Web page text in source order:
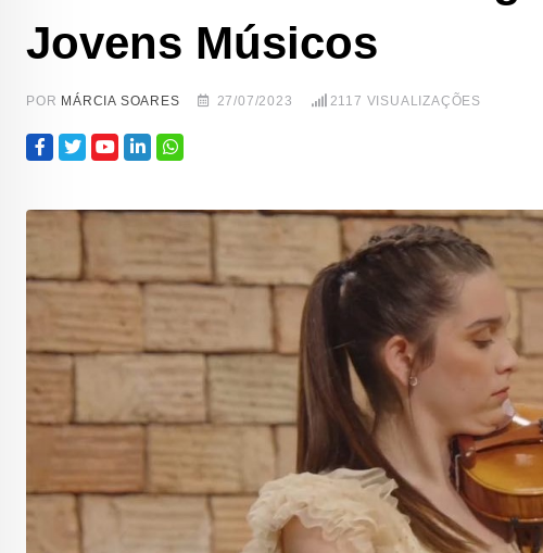
Jovens Músicos
POR MÁRCIA SOARES 27/07/2023 2117 VISUALIZAÇÕES